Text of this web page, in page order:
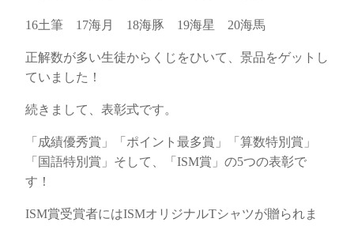
16土筆 17海月 18海豚 19海星 20海馬
正解数が多い生徒からくじをひいて、景品をゲットし
ていました！
続きまして、表彰式です。
「成績優秀賞」「ポイント最多賞」「算数特別賞」
「国語特別賞」そして、「ISM賞」の5つの表彰で
す！
ISM賞受賞者にはISMオリジナルTシャツが贈られま